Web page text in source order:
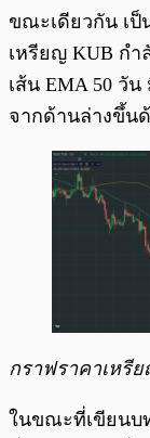
ขณะเดียวกัน เ
เหรียญ KUB ก
เส้น EMA 50 วั
จากด้านล่างขึ้น
กราฟราคาเหรี
ในขณะที่เขียนบ